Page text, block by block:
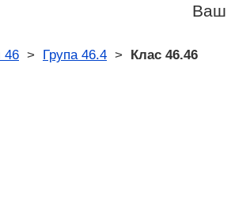
Ваш
46 > Група 46.4 > Клас 46.46